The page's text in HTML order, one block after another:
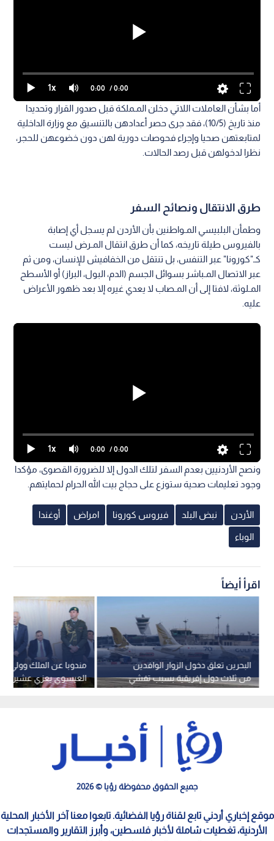
1x 0:00 / 0:00
أما بشأن العاملات اللاتي دخلن المـملكة قبل صدور القرار وتحديدا
منذ تاريخ (10/5)، فقد جرى حصر أعدادهن بالتنسيق مع وزارة الداخلية
لمتابعتهن صحيا وإجراء فحوصات دورية لهن دون خضوعهن للحجر،
نظرا لدخولهن قبل رصد الحالات.
طرق الانتقال ونصائح السفر
وطمأن البلبيسي المـواطنين بأن الأردن لم يسجل أي إصابة
بالفيروس طيلة تاريخه، كما أن طرق انتقال المـرض ليست
كـ"كورونا" عبر التنفس، بل تنتقل من الخفافيش للإنسان، ومن ثم
عبر الاتصال المـباشر بسوائل الجسم (الدم، البول، البراز) أو الأسطح
المـلوثة، لافتا إلى أن المـصاب لا يعدي غيره إلا بعد ظهور الأعراض
عليه.
1x 0:00 / 0:00
ونصح الأردنيين بعدم السفر لتلك الدول إلا للضرورة القصوى، مؤكدا
وجود تعليمات صحية ستوزع على حجاج بيت الله الحرام لحمايتهم.
الأردن نبض البلد فيروس كورونا امراض أوغندا
الوباء
اقرأ أيضاً
مندوبا عن الملك وولي
العيسوي يعزي عشيرتي
والزيود/ بني حسن
البحرين تعلق دخول الزوار الوافدين
من ثلاث دول إفريقية بسبب تفشي
فيروس إيبولا
جميع الحقوق محفوظة رؤيا © 2026
موقع إخباري أردني تابع لقناة رؤيا الفضائية. تابعوا معنا آخر الأخبار المحلية
الأردنية، تغطيات شاملة لأخبار فلسطين، وأبرز التقارير والمستجدات